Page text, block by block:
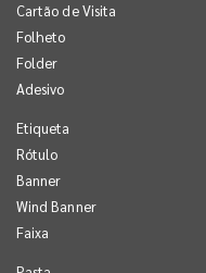
Cartão de Visita
Folheto
Folder
Adesivo
Etiqueta
Rótulo
Banner
Wind Banner
Faixa